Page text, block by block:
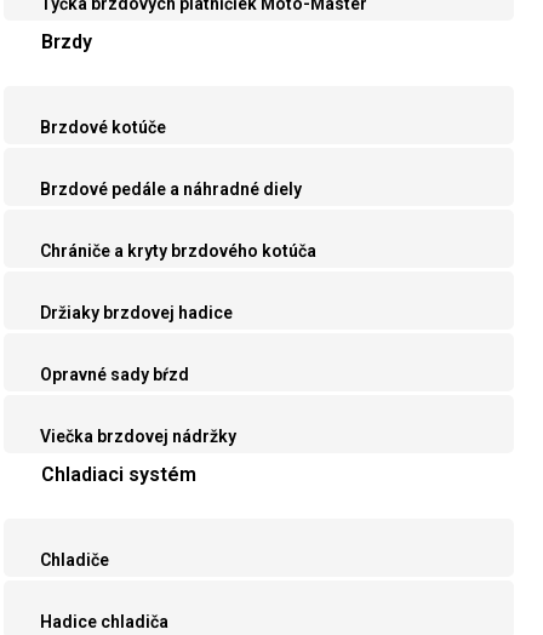
Brzdy
Brzdové kotúče
Brzdové pedále a náhradné diely
Chrániče a kryty brzdového kotúča
Držiaky brzdovej hadice
Opravné sady bŕzd
Viečka brzdovej nádržky
Chladiaci systém
Chladiče
Hadice chladiča